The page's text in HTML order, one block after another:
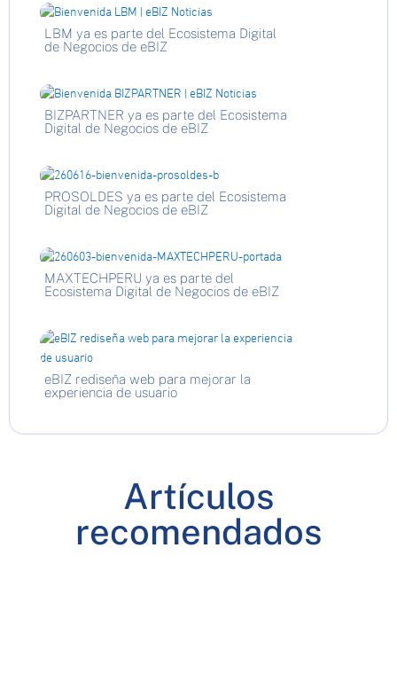
LBM ya es parte del Ecosistema Digital
de Negocios de eBIZ
BIZPARTNER ya es parte del Ecosistema
Digital de Negocios de eBIZ
PROSOLDES ya es parte del Ecosistema
Digital de Negocios de eBIZ
MAXTECHPERU ya es parte del
Ecosistema Digital de Negocios de eBIZ
eBIZ rediseña web para mejorar la
experiencia de usuario
Artículos
recomendados